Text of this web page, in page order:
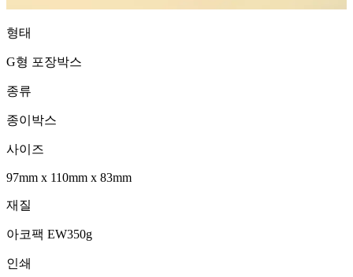
형태
G형 포장박스
종류
종이박스
사이즈
97mm x 110mm x 83mm
재질
아코팩 EW350g
인쇄